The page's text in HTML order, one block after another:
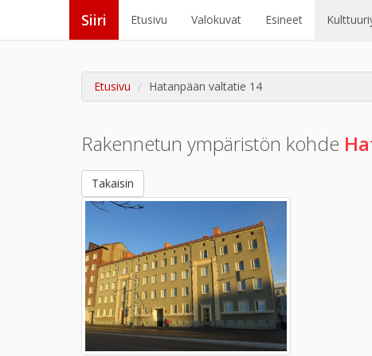
Siiri Etusivu Valokuvat Esineet
Etusivu Hatanpään valtatie 14
Rakennetun ympäristön kohde
Takaisin